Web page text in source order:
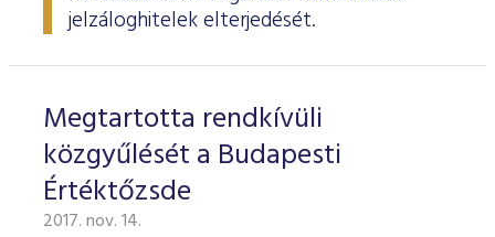
jelzáloghitelek elterjedését.
Megtartotta rendkívüli
közgyűlését a Budapesti
Értéktőzsde
2017. nov. 14.